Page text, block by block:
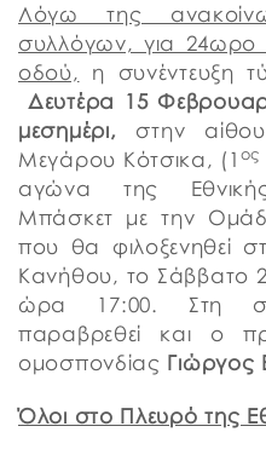
Λόγω της
συλλόγων, για 24ωρο
οδού, η συνέντευξη
Δευτέρα 15
μεσημέρι, στην
Μεγάρου Κότσικα, (1 ος
αγώνα της
Μπάσκετ με την
που θα φιλοξενηθεί
Κανήθου, το Σάββατο
ώρα 17:00. Στη
παραβρεθεί και ο
ομοσπονδίας Γιώργος
Όλοι στο Πλευρό της